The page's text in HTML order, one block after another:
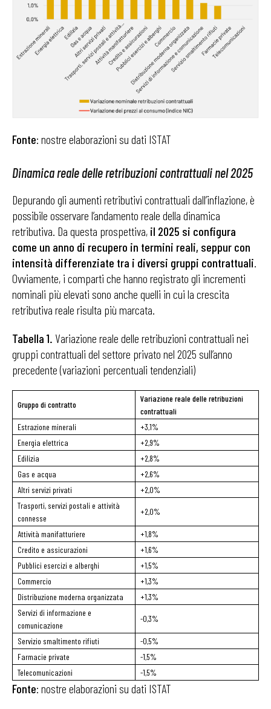
Fonte: nostre elaborazioni su dati ISTAT
Dinamica reale delle retribuzioni contrattuali nel 2025
Depurando gli aumenti retributivi contrattuali dall’inflazione, è
possibile osservare l’andamento reale della dinamica
retributiva. Da questa prospettiva, il 2025 si configura
come un anno di recupero in termini reali, seppur con
intensità differenziate tra i diversi gruppi contrattuali.
Ovviamente, i comparti che hanno registrato gli incrementi
nominali più elevati sono anche quelli in cui la crescita
retributiva reale risulta più marcata.
Tabella 1. Variazione reale delle retribuzioni contrattuali nei
gruppi contrattuali del settore privato nel 2025 sull’anno
precedente (variazioni percentuali tendenziali)
Gruppo di contratto
Variazione reale delle retribuzioni
contrattuali
Estrazione minerali
+3,1%
Energia elettrica
+2,9%
Edilizia
+2,8%
Gas e acqua
+2,6%
Altri servizi privati
+2,0%
Trasporti, servizi postali e attività
connesse
+2,0%
Attività manifatturiere
+1,8%
Credito e assicurazioni
+1,6%
Pubblici esercizi e alberghi
+1,5%
Commercio
+1,3%
Distribuzione moderna organizzata
+1,3%
Servizi di informazione e
comunicazione
-0,3%
Servizio smaltimento rifiuti
-0,5%
Farmacie private
-1,5%
Telecomunicazioni
-1,5%
Fonte: nostre elaborazioni su dati ISTAT